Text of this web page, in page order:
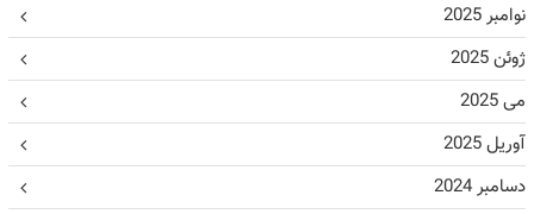
نوامبر 2025
ژوئن 2025
می 2025
آوریل 2025
دسامبر 2024